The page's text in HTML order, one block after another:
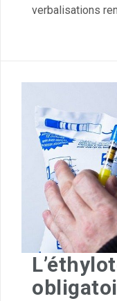
verbalisations